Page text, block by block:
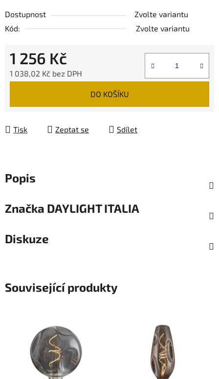
Dostupnost
Zvolte variantu
Kód:
Zvolte variantu
1 256 Kč
1 038,02 Kč bez DPH
DO KOŠÍKU
Tisk Zeptat se Sdílet
Popis
Značka DAYLIGHT ITALIA
Diskuze
Související produkty